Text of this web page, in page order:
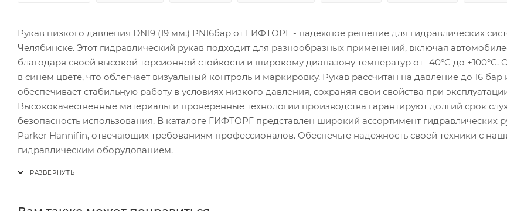
Рукав низкого давления DN19 (19 мм.) PN16бар от ГИФТОРГ - надежное решение для гидравлических
Челябинске. Этот гидравлический рукав подходит для разнообразных применений, включая
благодаря своей высокой торсионной стойкости и широкому диапазону температур от -40°C до +100°C.
в синем цвете, что облегчает визуальный контроль и маркировку. Рукав рассчитан на давление до 16 бар
обеспечивает стабильную работу в условиях низкого давления, сохраняя свои свойства при
Высококачественные материалы и проверенные технологии производства гарантируют долгий срок
безопасность использования. В каталоге ГИФТОРГ представлен широкий ассортимент гидравлических
Parker Hannifin, отвечающих требованиям профессионалов. Обеспечьте надежность своей техники с
гидравлическим оборудованием.